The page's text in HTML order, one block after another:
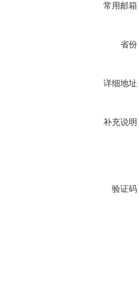
常用邮箱
省份
详细地址
补充说明
验证码